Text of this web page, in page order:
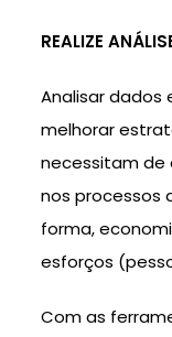
REALIZE
Analisar dados
melhorar
necessitam de
nos processos
forma,
esforços
Com as